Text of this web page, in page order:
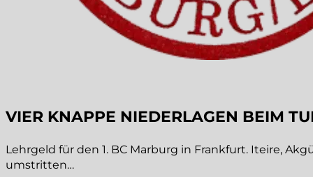
VIER KNAPPE NIEDERLAGEN BEIM
Lehrgeld für den 1. BC Marburg in Frankfurt. Iteire,
umstritten…